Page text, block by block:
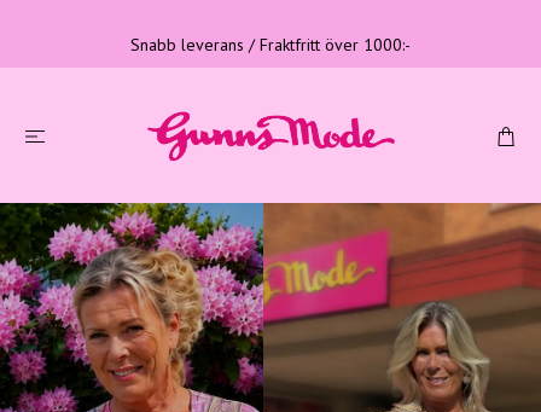
Snabb leverans / Fraktfritt över 1000:-
Tre generationer